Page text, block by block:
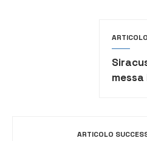
ARTICOLO